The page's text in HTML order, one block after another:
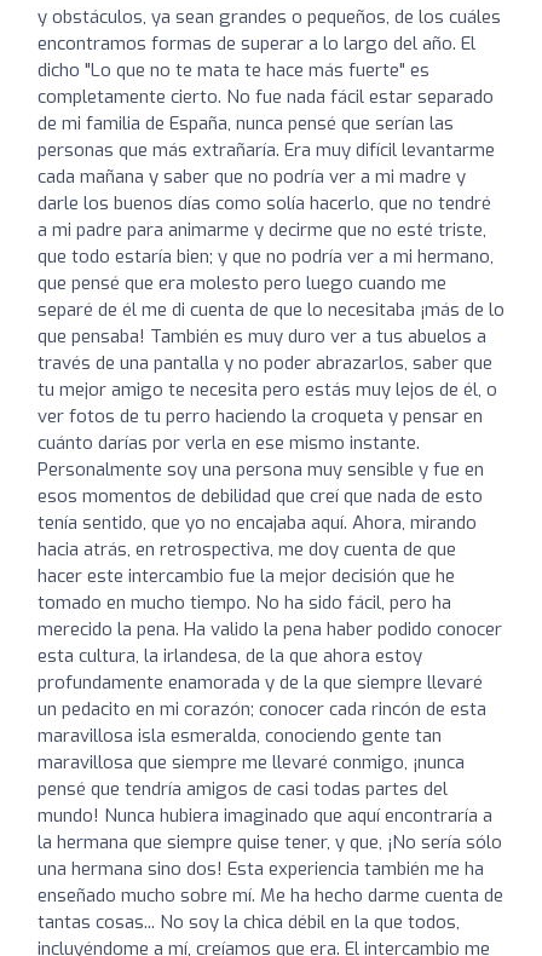
y obstáculos, ya sean grandes o pequeños, de los cuáles
encontramos formas de superar a lo largo del año. El
dicho "Lo que no te mata te hace más fuerte" es
completamente cierto. No fue nada fácil estar separado
de mi familia de España, nunca pensé que serían las
personas que más extrañaría. Era muy difícil levantarme
cada mañana y saber que no podría ver a mi madre y
darle los buenos días como solía hacerlo, que no tendré
a mi padre para animarme y decirme que no esté triste,
que todo estaría bien; y que no podría ver a mi hermano,
que pensé que era molesto pero luego cuando me
separé de él me di cuenta de que lo necesitaba ¡más de lo
que pensaba! También es muy duro ver a tus abuelos a
través de una pantalla y no poder abrazarlos, saber que
tu mejor amigo te necesita pero estás muy lejos de él, o
ver fotos de tu perro haciendo la croqueta y pensar en
cuánto darías por verla en ese mismo instante.
Personalmente soy una persona muy sensible y fue en
esos momentos de debilidad que creí que nada de esto
tenía sentido, que yo no encajaba aquí. Ahora, mirando
hacia atrás, en retrospectiva, me doy cuenta de que
hacer este intercambio fue la mejor decisión que he
tomado en mucho tiempo. No ha sido fácil, pero ha
merecido la pena. Ha valido la pena haber podido conocer
esta cultura, la irlandesa, de la que ahora estoy
profundamente enamorada y de la que siempre llevaré
un pedacito en mi corazón; conocer cada rincón de esta
maravillosa isla esmeralda, conociendo gente tan
maravillosa que siempre me llevaré conmigo, ¡nunca
pensé que tendría amigos de casi todas partes del
mundo! Nunca hubiera imaginado que aquí encontraría a
la hermana que siempre quise tener, y que, ¡No sería sólo
una hermana sino dos! Esta experiencia también me ha
enseñado mucho sobre mí. Me ha hecho darme cuenta de
tantas cosas... No soy la chica débil en la que todos,
incluyéndome a mí, creíamos que era. El intercambio me